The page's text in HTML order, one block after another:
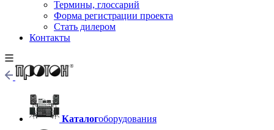
Термины, глоссарий
Форма регистрации проекта
Стать дилером
Контакты
Каталогоборудования